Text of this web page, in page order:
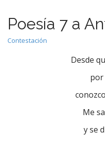
n
u
o
t
Poesía 7 a
Contestación
Desde
por
Me
y se